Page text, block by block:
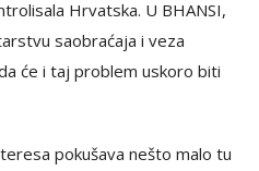
Hrvatska. U BHANSI,
saobraćaja i veza
će i taj problem uskoro biti
pokušava nešto malo tu